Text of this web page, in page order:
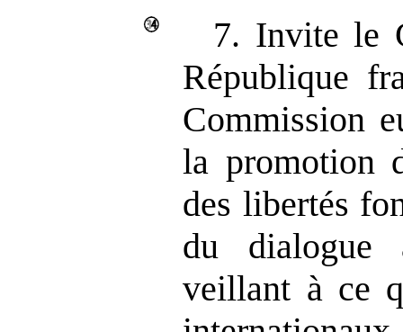
7. Invite le
République
Commission
la promotion
des libertés
du dialogue
veillant à ce